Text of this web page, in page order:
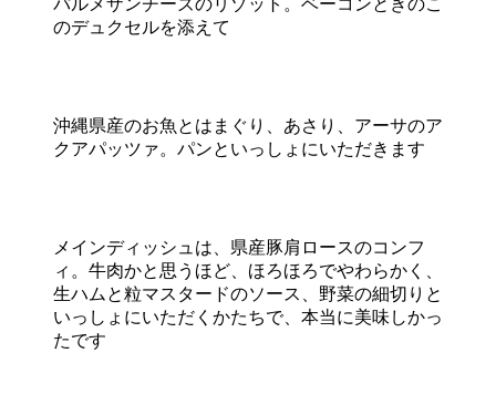
パルメザンチーズのリゾット。ベーコンときのこ
のデュクセルを添えて
沖縄県産のお魚とはまぐり、あさり、アーサのア
クアパッツァ。パンといっしょにいただきます
メインディッシュは、県産豚肩ロースのコンフ
ィ。牛肉かと思うほど、ほろほろでやわらかく、
生ハムと粒マスタードのソース、野菜の細切りと
いっしょにいただくかたちで、本当に美味しかっ
たです